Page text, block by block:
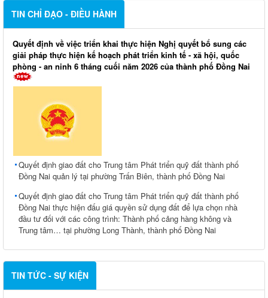
TIN CHỈ ĐẠO - ĐIỀU HÀNH
Quyết định về việc triển khai thực hiện Nghị quyết bổ sung các
giải pháp thực hiện kế hoạch phát triển kinh tế - xã hội, quốc
phòng - an ninh 6 tháng cuối năm 2026 của thành phố Đồng Nai
Quyết định giao đất cho Trung tâm Phát triển quỹ đất thành phố
Đồng Nai quản lý tại phường Trấn Biên, thành phố Đồng Nai
Quyết định giao đất cho Trung tâm Phát triển quỹ đất thành phố
Đồng Nai thực hiện đấu giá quyền sử dụng đất để lựa chọn nhà
đầu tư đối với các công trình: Thành phố cảng hàng không và
Trung tâm… tại phường Long Thành, thành phố Đồng Nai
TIN TỨC - SỰ KIỆN